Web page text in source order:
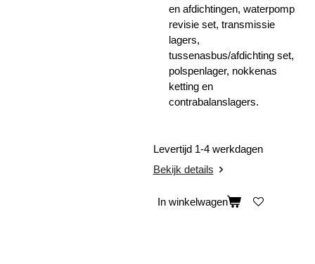
en afdichtingen, waterpomp
revisie set, transmissie
lagers,
tussenasbus/afdichting set,
polspenlager, nokkenas
ketting en
contrabalanslagers.
Levertijd 1-4 werkdagen
Bekijk details
In winkelwagen